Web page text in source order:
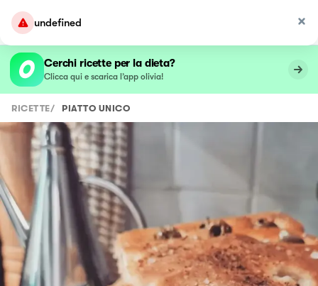
undefined
Cerchi ricette per la dieta?
Clicca qui e scarica l’app olivia!
RICETTE/ PIATTO UNICO